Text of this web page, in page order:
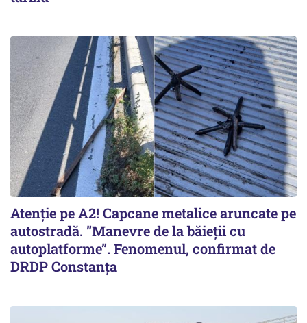
Atenție pe A2! Capcane metalice aruncate pe
autostradă. ”Manevre de la băieții cu
autoplatforme”. Fenomenul, confirmat de
DRDP Constanța